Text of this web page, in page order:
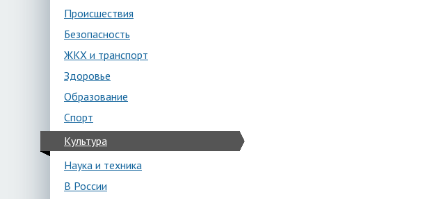
Происшествия
Безопасность
ЖКХ и транспорт
Здоровье
Образование
Спорт
Культура
Наука и техника
В России